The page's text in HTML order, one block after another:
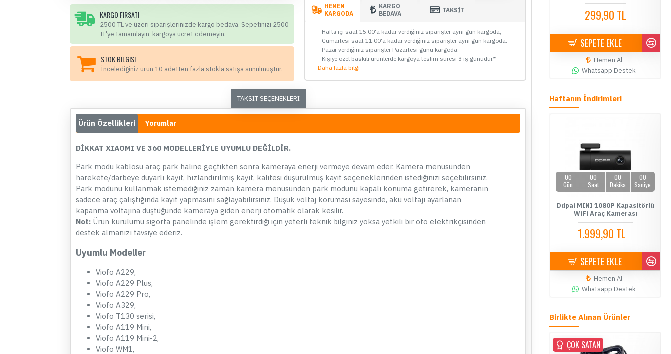
KARGO FIRSATI
2500 TL ve üzeri siparişlerinizde kargo bedava. Sepetinizi 2500
TL'ye tamamlayın, kargoya ücret ödemeyin.
STOK BILGISI
İncelediğiniz ürün 10 adetten fazla stokla satışa sunulmuştur.
HEMEN
KARGODA
KARGO
BEDAVA
TAKSİT
- Hafta içi saat 15:00'a kadar verdiğiniz siparişler aynı gün kargoda,
- Cumartesi saat 11:00'a kadar verdiğiniz siparişler aynı gün kargoda.
- Pazar verdiğiniz siparişler Pazartesi günü kargoda.
- Kişiye özel baskılı ürünlerde kargoya teslim süresi 3 iş günüdür.*
Daha fazla bilgi
TAKSIT SEÇENEKLERI
Ürün Özellikleri Yorumlar
DİKKAT XIAOMI VE 360 MODELLERİYLE UYUMLU DEĞİLDİR.
Park modu kablosu araç park haline geçtikten sonra kameraya enerji vermeye devam eder. Kamera menüsünden
harekete/darbeye duyarlı kayıt, hızlandırılmış kayıt, kalitesi düşürülmüş kayıt seçeneklerinden istediğinizi seçebilirsiniz.
Park modunu kullanmak istemediğiniz zaman kamera menüsünden park modunu kapalı konuma getirerek, kameranın
sadece araç çalıştığında kayıt yapmasını sağlayabilirsiniz. Düşük voltaj koruması sayesinde, akü voltajı ayarlanan
kapanma voltajına düştüğünde kameraya giden enerji otomatik olarak kesilir.
Not: Ürün kurulumu sigorta panelinde işlem gerektirdiği için yeterli teknik bilginiz yoksa yetkili bir oto elektrikçisinden
destek almanızı tavsiye ederiz.
Uyumlu Modeller
Viofo A229,
Viofo A229 Plus,
Viofo A229 Pro,
Viofo A329,
Viofo T130 serisi,
Viofo A119 Mini,
Viofo A119 Mini-2,
Viofo WM1,
59,90 TL
SEPETE EKLE
Hemen Al
Whatsapp Destek
SEPETE EKLE
Hemen Al
299,90 TL
SEPETE EKLE
Hemen Al
Whatsapp Destek
Haftanın İndirimleri
02
Gün
16
53
54
Saniye
Dijital Ekranlı Araç Park Sensörü
| Sesli İkazlı | 4 Sensör | Siyah
02
Gün
16
00
Gün
00
Saat
00
Dakika
00
Saniye
Ddpai MINI 1080P Kapasitörlü
WiFi Araç Kamerası
1.999,90 TL
SEPETE EKLE
Hemen Al
Whatsapp Destek
Birlikte Alınan Ürünler
ÇOK SATAN